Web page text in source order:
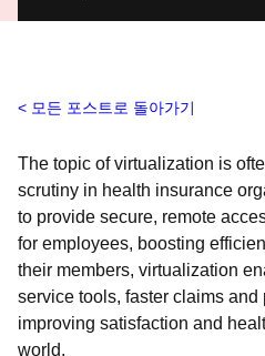
모든 포스트로 돌아가기
The topic of virtualization is
scrutiny in health insurance
to provide secure, remote
for employees, boosting
their members, virtualization
service tools, faster claims
improving satisfaction and
world.